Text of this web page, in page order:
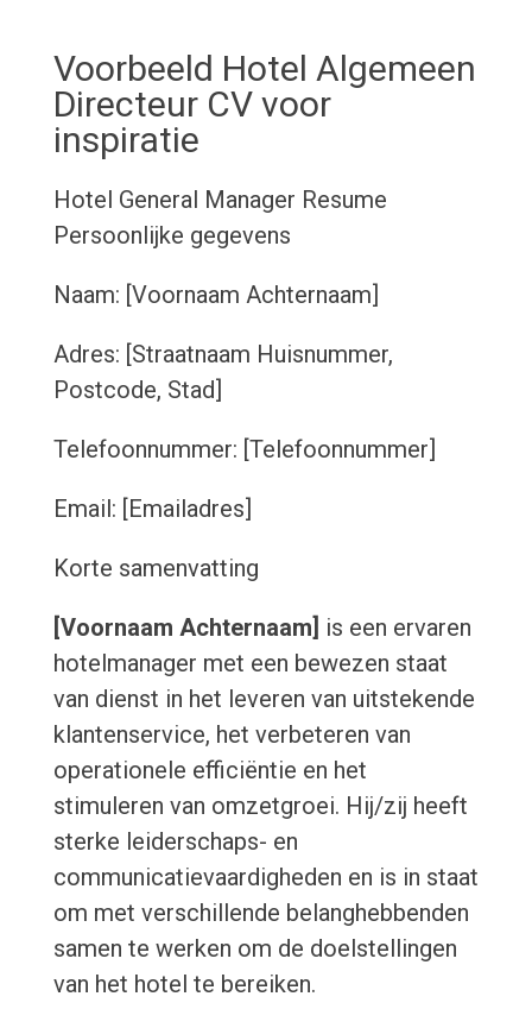
Voorbeeld Hotel Algemeen
Directeur CV voor
inspiratie
Hotel General Manager Resume
Persoonlijke gegevens
Naam: [Voornaam Achternaam]
Adres: [Straatnaam Huisnummer,
Postcode, Stad]
Telefoonnummer: [Telefoonnummer]
Email: [Emailadres]
Korte samenvatting
[Voornaam Achternaam] is een ervaren
hotelmanager met een bewezen staat
van dienst in het leveren van uitstekende
klantenservice, het verbeteren van
operationele efficiëntie en het
stimuleren van omzetgroei. Hij/zij heeft
sterke leiderschaps- en
communicatievaardigheden en is in staat
om met verschillende belanghebbenden
samen te werken om de doelstellingen
van het hotel te bereiken.